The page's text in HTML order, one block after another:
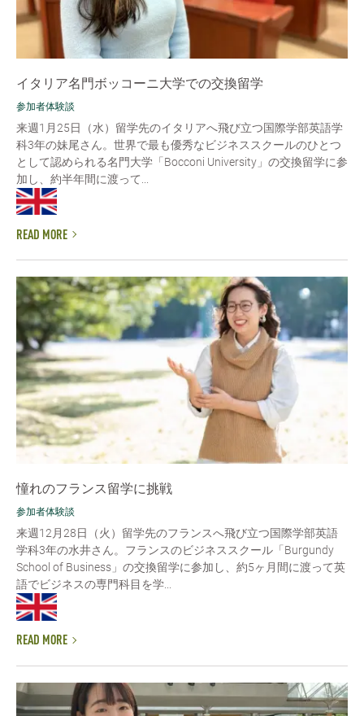
イタリア名門ボッコーニ大学での交換留学
参加者体験談
来週1月25日（水）留学先のイタリアへ飛び立つ国際学部英語学
科3年の妹尾さん。世界で最も優秀なビジネススクールのひとつ
として認められる名門大学「Bocconi University」の交換留学に参
加し、約半年間に渡って...
READ MORE
憧れのフランス留学に挑戦
参加者体験談
来週12月28日（火）留学先のフランスへ飛び立つ国際学部英語
学科3年の水井さん。フランスのビジネススクール「Burgundy
School of Business」の交換留学に参加し、約5ヶ月間に渡って英
語でビジネスの専門科目を学...
READ MORE